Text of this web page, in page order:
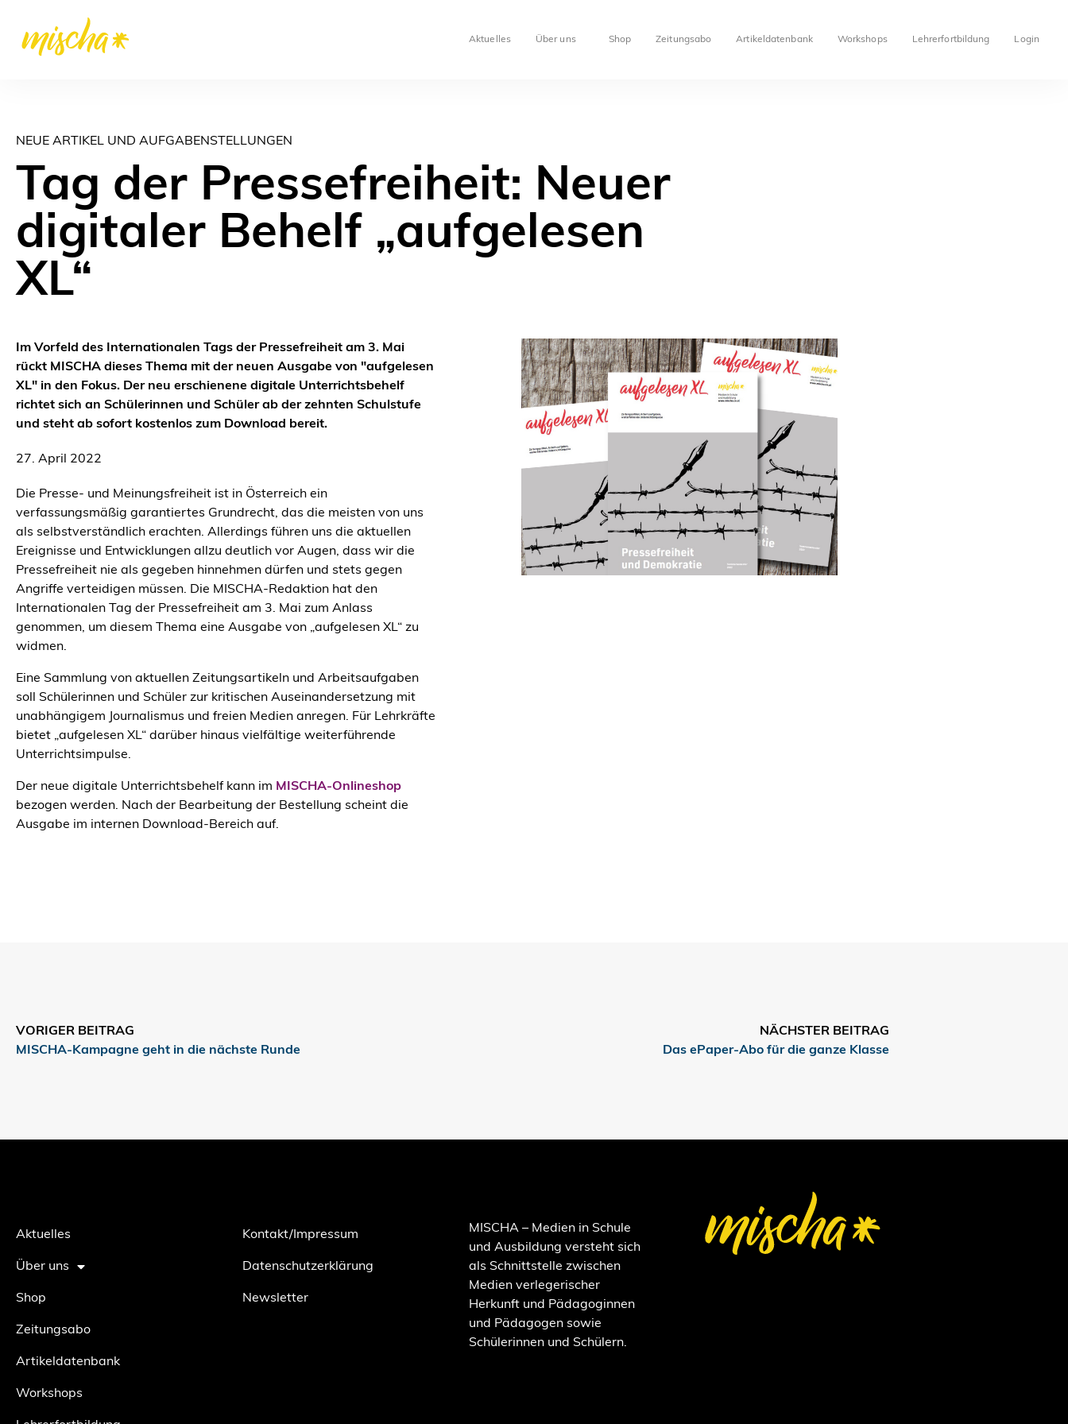
Aktuelles Über uns Shop Zeitungsabo Artikeldatenbank Workshops Lehrerfortbildung Login
NEUE ARTIKEL UND AUFGABENSTELLUNGEN
Tag der Pressefreiheit: Neuer
digitaler Behelf „aufgelesen
XL“
Im Vorfeld des Internationalen Tags der Pressefreiheit am 3. Mai
rückt MISCHA dieses Thema mit der neuen Ausgabe von "aufgelesen
XL" in den Fokus. Der neu erschienene digitale Unterrichtsbehelf
richtet sich an Schülerinnen und Schüler ab der zehnten Schulstufe
und steht ab sofort kostenlos zum Download bereit.
27. April 2022
Die Presse- und Meinungsfreiheit ist in Österreich ein
verfassungsmäßig garantiertes Grundrecht, das die meisten von uns
als selbstverständlich erachten. Allerdings führen uns die aktuellen
Ereignisse und Entwicklungen allzu deutlich vor Augen, dass wir die
Pressefreiheit nie als gegeben hinnehmen dürfen und stets gegen
Angriffe verteidigen müssen. Die MISCHA-Redaktion hat den
Internationalen Tag der Pressefreiheit am 3. Mai zum Anlass
genommen, um diesem Thema eine Ausgabe von „aufgelesen XL“ zu
widmen.
Eine Sammlung von aktuellen Zeitungsartikeln und Arbeitsaufgaben
soll Schülerinnen und Schüler zur kritischen Auseinandersetzung mit
unabhängigem Journalismus und freien Medien anregen. Für Lehrkräfte
bietet „aufgelesen XL“ darüber hinaus vielfältige weiterführende
Unterrichtsimpulse.
Der neue digitale Unterrichtsbehelf kann im MISCHA-Onlineshop
bezogen werden. Nach der Bearbeitung der Bestellung scheint die
Ausgabe im internen Download-Bereich auf.
VORIGER BEITRAG
MISCHA-Kampagne geht in die nächste Runde
NÄCHSTER BEITRAG
Das ePaper-Abo für die ganze Klasse
Aktuelles
Über uns
Shop
Zeitungsabo
Artikeldatenbank
Workshops
Kontakt/Impressum
Datenschutzerklärung
Newsletter
MISCHA – Medien in Schule
und Ausbildung versteht sich
als Schnittstelle zwischen
Medien verlegerischer
Herkunft und Pädagoginnen
und Pädagogen sowie
Schülerinnen und Schülern.